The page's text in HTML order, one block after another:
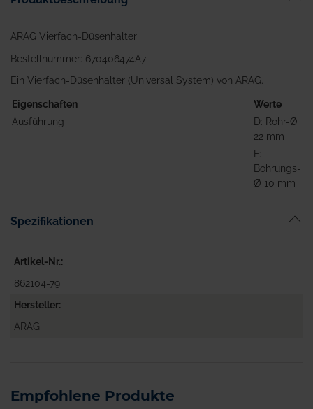
ARAG Vierfach-Düsenhalter
Bestellnummer: 670406474A7
Ein Vierfach-Düsenhalter (Universal System) von ARAG.
Eigenschaften
Werte
Ausführung
D: Rohr-Ø
22 mm
F:
Bohrungs-
Ø 10 mm
Spezifikationen
Artikel-Nr.
862104-79
Hersteller
ARAG
Empfohlene Produkte